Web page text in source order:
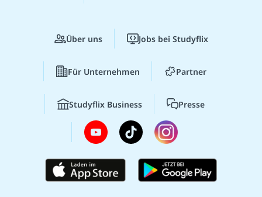
Über uns Jobs bei Studyflix
Für Unternehmen Partner
Studyflix Business Presse